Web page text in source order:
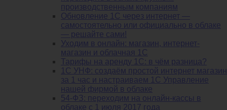
производственным компаниям
Обновление 1С через интернет —
самостоятельно или официально в облаке
— решайте сами!
Уходим в онлайн: магазин, интернет-
магазин и облачная 1С
Тарифы на аренду 1С: в чём разница?
1С УНФ: создаём простой интернет магазин
за 1 час и настраиваем 1С Управление
нашей фирмой в облаке
54-ФЗ: переходим на онлайн-кассы в
облаке с 1 июля 2017 года